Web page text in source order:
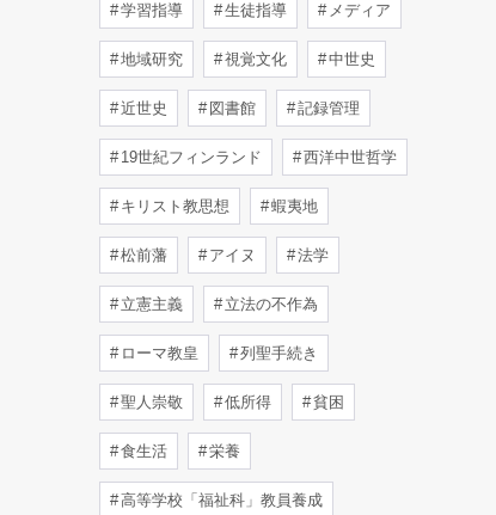
学習指導 生徒指導 メディア
地域研究 視覚文化 中世史
近世史 図書館 記録管理
19世紀フィンランド 西洋中世哲学
キリスト教思想 蝦夷地
松前藩 アイヌ 法学
立憲主義 立法の不作為
ローマ教皇 列聖手続き
聖人崇敬 低所得 貧困
食生活 栄養
高等学校「福祉科」教員養成